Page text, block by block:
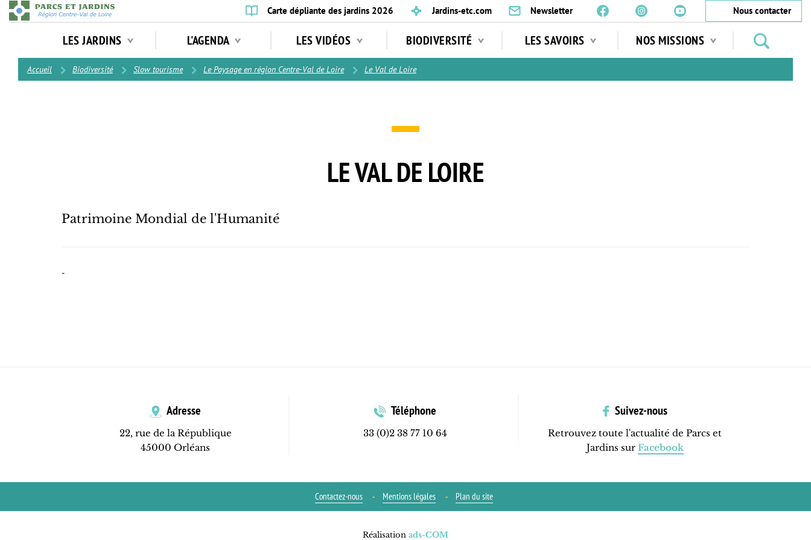
Aller
au
Carte dépliante des jardins 2026 Jardins-etc.com Newsletter
Nous contacter
principale
LES JARDINS L'AGENDA LES VIDÉOS BIODIVERSITÉ LES SAVOIRS NOS MISSIONS
jardins
Contenu
Accueil Biodiversité Slow tourisme Le Paysage en région Centre-Val de Loire Le Val de Loire
LE VAL DE LOIRE
Patrimoine Mondial de l'Humanité
-
Adresse
22, rue de la République
45000 Orléans
Téléphone
33 (0)2 38 77 10 64
Suivez-nous
Retrouvez toute l'actualité de Parcs et
Jardins sur Facebook
Contactez-nous Mentions légales Plan du site
Réalisation ads-COM